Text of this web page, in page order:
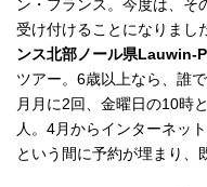
ン・フランス。今度は、そ
受け付けることになりまし
ンス北部ノール県Lauwin-
ツアー。6歳以上なら、誰
月月に2回、金曜日の10時
人。4月からインターネッ
という間に予約が埋まり、